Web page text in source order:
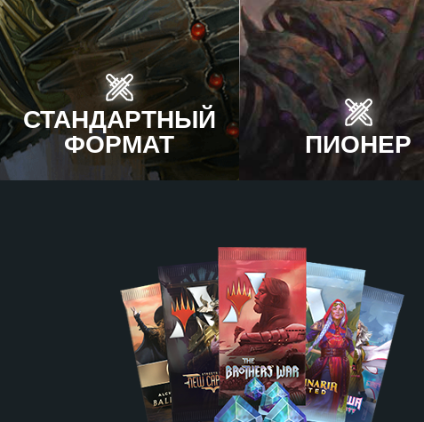
СТАНДАРТНЫЙ
ФОРМАТ
ПИОНЕР